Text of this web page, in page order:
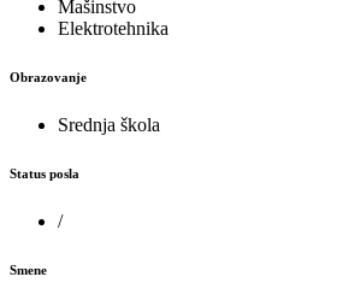
Mašinstvo
Elektrotehnika
Obrazovanje
Srednja škola
Status posla
/
Smene